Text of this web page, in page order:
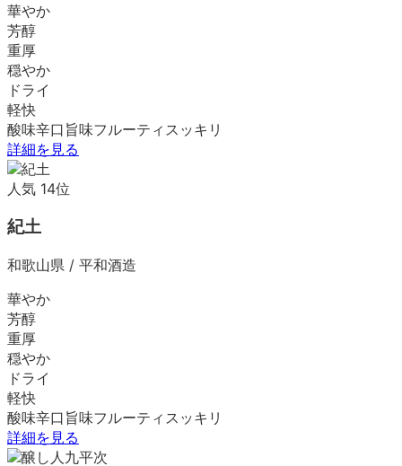
華やか
芳醇
重厚
穏やか
ドライ
軽快
酸味辛口 旨味フルーティ スッキリ
詳細を見る
人気 14位
紀土
和歌山県 / 平和酒造
華やか
芳醇
重厚
穏やか
ドライ
軽快
酸味辛口 旨味フルーティ スッキリ
詳細を見る